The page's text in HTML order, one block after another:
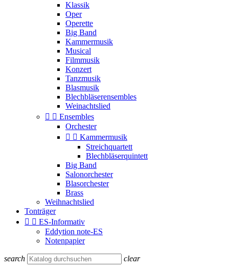
Klassik
Oper
Operette
Big Band
Kammermusik
Musical
Filmmusik
Konzert
Tanzmusik
Blasmusik
Blechbläserensembles
Weinachtslied
  Ensembles
Orchester
  Kammermusik
Streichquartett
Blechbläserquintett
Big Band
Salonorchester
Blasorchester
Brass
Weihnachtslied
Tonträger
  ES-Informativ
Eddytion note-ES
Notenpapier
search clear